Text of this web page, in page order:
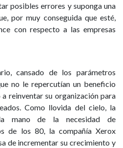
posibles errores y suponga una
por muy conseguida que esté,
con respecto a las empresas
cansado de los parámetros
no le repercutían un beneficio
reinventar su organización para
Como llovida del cielo, la
mano de la necesidad de
de los 80, la compañía Xerox
de incrementar su crecimiento y